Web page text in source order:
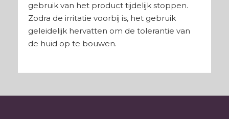
gebruik van het product tijdelijk stoppen.
Zodra de irritatie voorbij is, het gebruik
geleidelijk hervatten om de tolerantie van
de huid op te bouwen.